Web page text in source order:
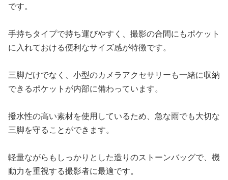
です。
手持ちタイプで持ち運びやすく、撮影の合間にもポケット
に入れておける便利なサイズ感が特徴です。
三脚だけでなく、小型のカメラアクセサリーも一緒に収納
できるポケットが内部に備わっています。
撥水性の高い素材を使用しているため、急な雨でも大切な
三脚を守ることができます。
軽量ながらもしっかりとした造りのストーンバッグで、機
動力を重視する撮影者に最適です。